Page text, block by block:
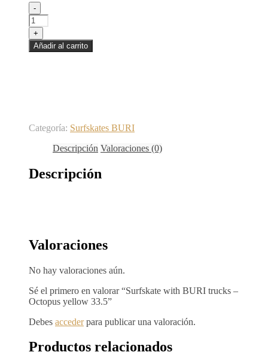
Surfskate
with
BURI
trucks
-
-
+
Añadir al carrito
Categoría: Surfskates BURI
Descripción Valoraciones (0)
Descripción
Valoraciones
No hay valoraciones aún.
Sé el primero en valorar “Surfskate with BURI trucks –
Octopus yellow 33.5”
Debes accederpara publicar una valoración.
Productos relacionados